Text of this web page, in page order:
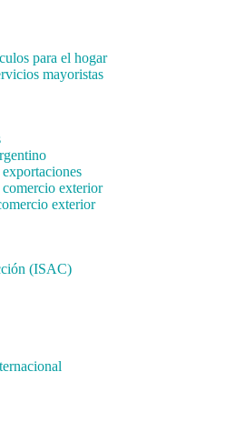
para el hogar
mayoristas
exterior
exterior
(ISAC)